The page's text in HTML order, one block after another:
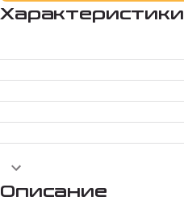
Характеристики
Описание